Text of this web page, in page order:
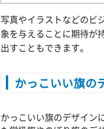
写真やイラストなどのビ
象を与えることに期待が
出すこともできます。
かっこいい旗の
かっこいい旗のデザイン